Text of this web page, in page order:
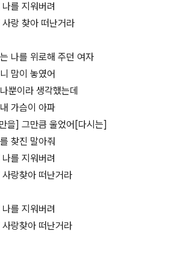
를 지워버려
랑 찾아 떠난거라
나를 위로해 주던 여자
맘이 놓였어
뿐이라 생각했는데
가슴이 아파
을] 그만큼 울었어[다시는]
찾진 말아줘
를 지워버려
랑찾아 떠난거라
를 지워버려
랑찾아 떠난거라